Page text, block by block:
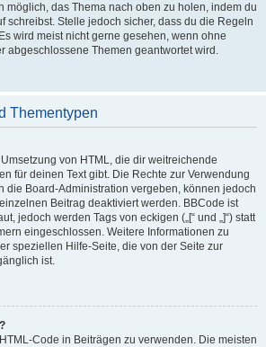
möglich, das Thema nach oben zu holen, indem du
schreibst. Stelle jedoch sicher, dass du die Regeln
wird meist nicht gerne gesehen, wenn ohne
abgeschlossene Themen geantwortet wird.
Thementypen
von HTML, die dir weitreichende
für deinen Text gibt. Die Rechte zur Verwendung
die Board-Administration vergeben, können jedoch
Beitrag deaktiviert werden. BBCode ist
jedoch werden Tags von eckigen („[“ und „]“) statt
eingeschlossen. Weitere Informationen zu
speziellen Hilfe-Seite, die von der Seite zur
ist.
Code in Beiträgen zu verwenden. Die meisten